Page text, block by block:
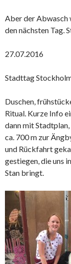
Aber der Abwasch
den nächsten Tag.
27.07.2016
Stadttag
Duschen,
Ritual. Kurze Info
dann mit Stadtplan,
ca. 700 m zur
und Rückfahrt
gestiegen, die uns
Stan bringt.